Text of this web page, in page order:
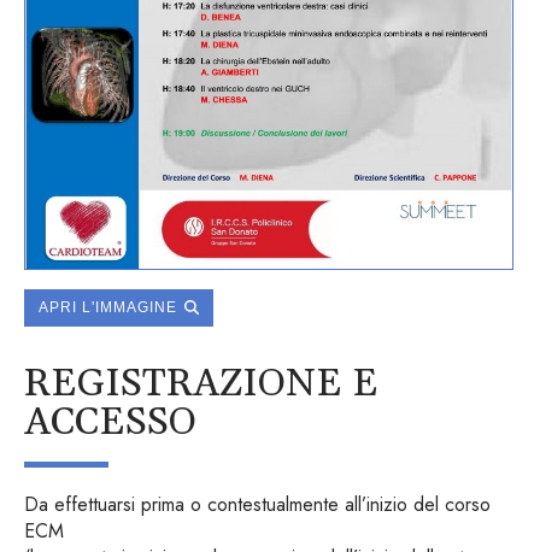
APRI L'IMMAGINE
REGISTRAZIONE E
ACCESSO
Da effettuarsi prima o contestualmente all’inizio del corso
ECM